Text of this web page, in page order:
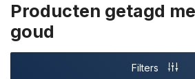
Producten getagd
goud
Filters